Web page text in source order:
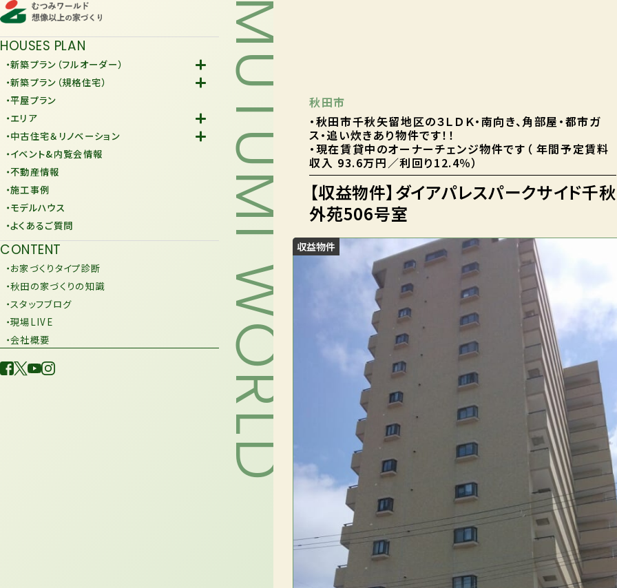
HOUSES PLAN
・新築プラン（フルオーダー）
-Fiore
・新築プラン（規格住宅）
-規格住宅
-KURAFIT
-JiU
・平屋プラン
・エリア
-潟上市
-由利本荘市
・中古住宅＆リノベーション
-中古住宅
-リノベーション
・イベント&内覧会情報
・不動産情報
・施工事例
・モデルハウス
・よくあるご質問
CONTENT
・お家づくりタイプ診断
・秋田の家づくりの知識
・スタッフブログ
・現場LIVE
・会社概要
MUTUMI WORLD 秋田市
・秋田市千秋矢留地区の３ＬＤＫ・南向き、角部屋・都市ガ
ス・追い炊きあり物件です！！
・現在賃貸中のオーナーチェンジ物件です（ 年間予定賃料
収入 93.6万円／利回り12.4％）
【収益物件】ダイアパレスパークサイド千秋
外苑506号室
収益物件